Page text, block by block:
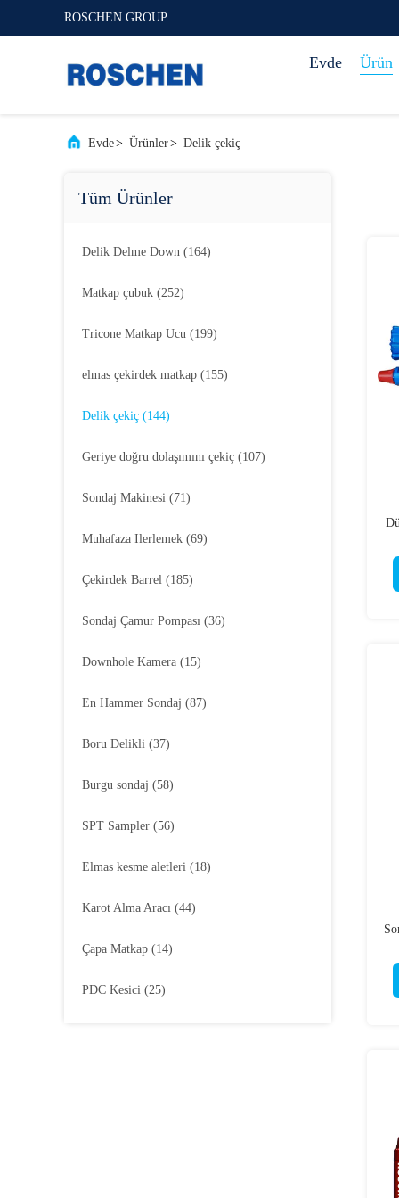
ROSCHEN GROUP
Evde Ürün
Evde> Ürünler> Delik çekiç
Tüm Ürünler
Delik Delme Down (164)
Matkap çubuk (252)
Tricone Matkap Ucu (199)
elmas çekirdek matkap (155)
Delik çekiç (144)
Geriye doğru dolaşımını çekiç (107)
Sondaj Makinesi (71)
Muhafaza Ilerlemek (69)
Çekirdek Barrel (185)
Sondaj Çamur Pompası (36)
Downhole Kamera (15)
En Hammer Sondaj (87)
Boru Delikli (37)
Burgu sondaj (58)
SPT Sampler (56)
Elmas kesme aletleri (18)
Karot Alma Aracı (44)
Çapa Matkap (14)
PDC Kesici (25)